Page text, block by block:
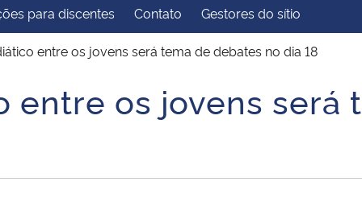
Ministério do
Desenvolvimento Regional
Controladoria-Geral da
União
Advocacia-Geral da União Banco Central do Brasil
para discentes Contato Gestores do sítio
entre os jovens será tema de debates no dia 18
entre os jovens será